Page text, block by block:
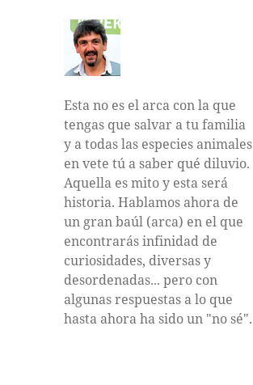
Esta no es el arca con la que
tengas que salvar a tu familia
y a todas las especies animales
en vete tú a saber qué diluvio.
Aquella es mito y esta será
historia. Hablamos ahora de
un gran baúl (arca) en el que
encontrarás infinidad de
curiosidades, diversas y
desordenadas... pero con
algunas respuestas a lo que
hasta ahora ha sido un "no sé".